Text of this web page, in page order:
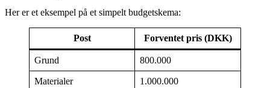
Her er et eksempel på et simpelt budgetskema:
Post Forventet pris (DKK)
Grund 800.000
Materialer 1.000.000